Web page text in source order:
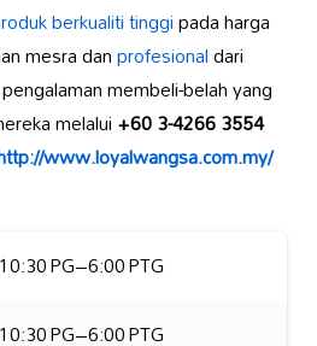
berkualiti tinggipada harga
mesra danprofesionaldari
membeli-belah yang
melalui+60 3-4266 3554
www.loyalwangsa.com.my/
10:30 PG–6:00 PTG
10:30 PG–6:00 PTG